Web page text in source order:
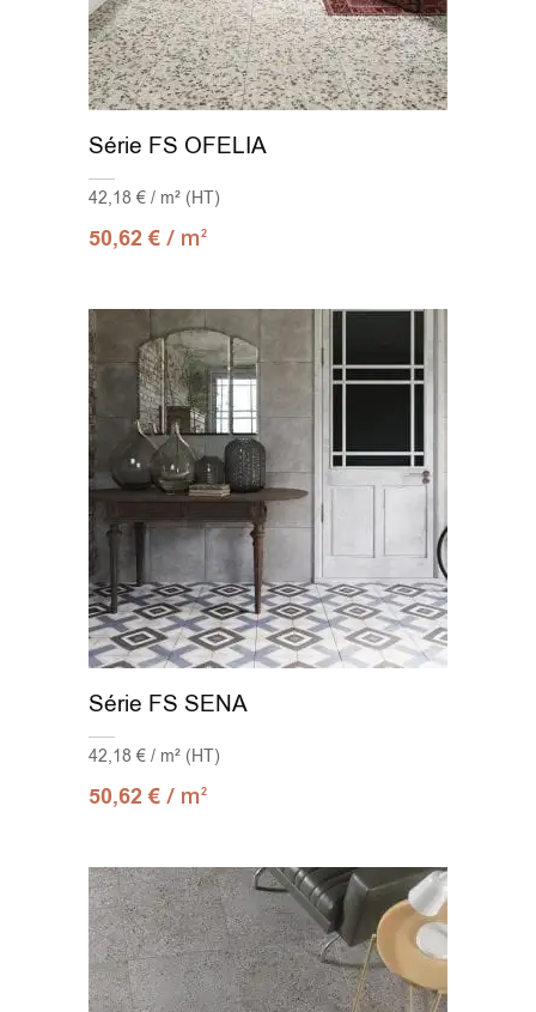
Série FS OFELIA
42,18 € / m² (HT)
50,62€ / m2
Série FS SENA
42,18 € / m² (HT)
50,62€ / m2